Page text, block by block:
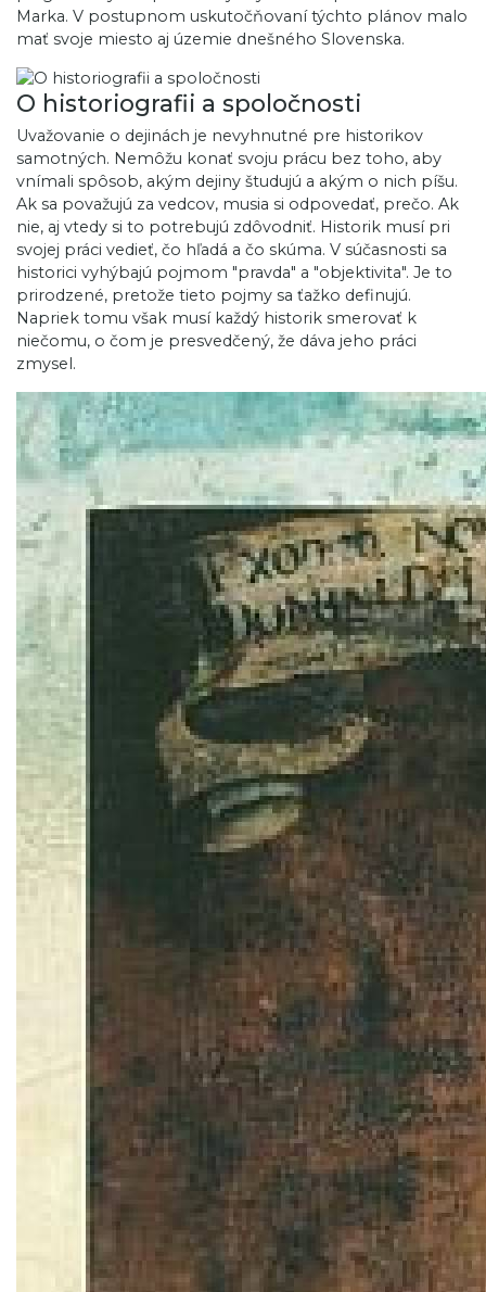
Marka. V postupnom uskutočňovaní týchto plánov malo
mať svoje miesto aj územie dnešného Slovenska.
O historiografii a spoločnosti
Uvažovanie o dejinách je nevyhnutné pre historikov
samotných. Nemôžu konať svoju prácu bez toho, aby
vnímali spôsob, akým dejiny študujú a akým o nich píšu.
Ak sa považujú za vedcov, musia si odpovedať, prečo. Ak
nie, aj vtedy si to potrebujú zdôvodniť. Historik musí pri
svojej práci vedieť, čo hľadá a čo skúma. V súčasnosti sa
historici vyhýbajú pojmom "pravda" a "objektivita". Je to
prirodzené, pretože tieto pojmy sa ťažko definujú.
Napriek tomu však musí každý historik smerovať k
niečomu, o čom je presvedčený, že dáva jeho práci
zmysel.